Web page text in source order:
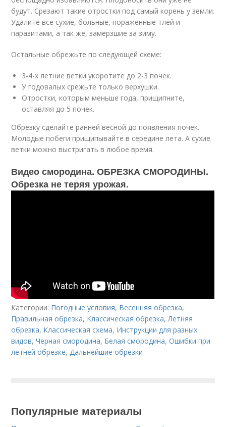
будут. Срезают такие отростки под самый корень у земли.
Удалите все сухие, больные, пораженные тлей и
паразитами, а так же, замерзшие за зиму.
Остальные обрежьте по следующей схеме:
3-4-х летние ветки укоротите до 2-3 почек.
У годовалых срежьте только верхушки.
Отростки, которым меньше года, прищипните,
оставляя до 5 почек.
Обрезку сделайте ранней весной до появления почек.
Молодые побеги прищипывайте в середине лета. А сухие
ветки можно выстригать в любое время.
Видео смородина. ОБРЕЗКА СМОРОДИНЫ.
Обрезка не теряя урожая.
Категории: Погодные условия, Весенняя обрезка,
Правильная обрезка, Классическая обрезка,Летняя
обрезка, Классическая схема, Инструкции для разных
видов,Черная смородина, Белая смородина,Ошибки при
летней обрезке,Дальнейшие обрезки
Популярные материалы